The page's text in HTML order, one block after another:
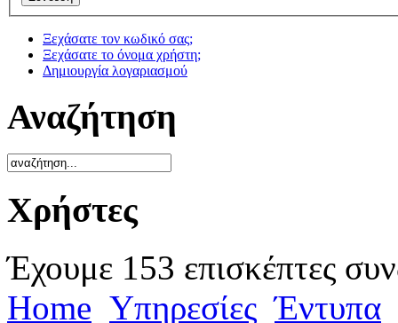
Ξεχάσατε τον κωδικό σας;
Ξεχάσατε το όνομα χρήστη;
Δημιουργία λογαριασμού
Αναζήτηση
Χρήστες
Έχουμε 153 επισκέπτες
Home Υπηρεσίες Έντυπα